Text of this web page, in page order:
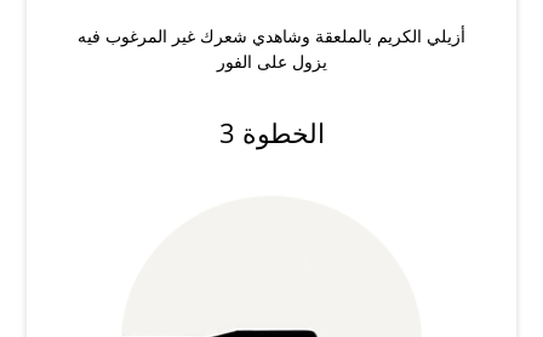
أزيلي الكريم بالملعقة وشاهدي شعرك غير المرغوب فيه
يزول على الفور
الخطوة 3